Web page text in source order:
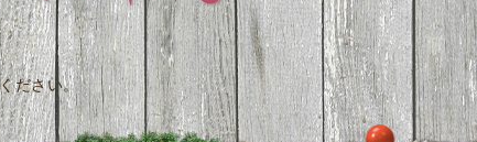
ださい。